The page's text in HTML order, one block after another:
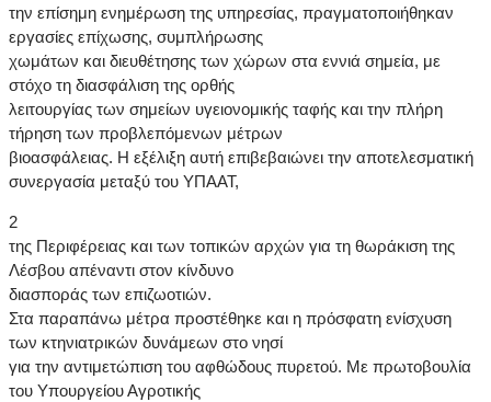
την επίσημη ενημέρωση της υπηρεσίας, πραγματοποιήθηκαν
εργασίες επίχωσης, συμπλήρωσης
χωμάτων και διευθέτησης των χώρων στα εννιά σημεία, με
στόχο τη διασφάλιση της ορθής
λειτουργίας των σημείων υγειονομικής ταφής και την πλήρη
τήρηση των προβλεπόμενων μέτρων
βιοασφάλειας. Η εξέλιξη αυτή επιβεβαιώνει την αποτελεσματική
συνεργασία μεταξύ του ΥΠΑΑΤ,
2
της Περιφέρειας και των τοπικών αρχών για τη θωράκιση της
Λέσβου απέναντι στον κίνδυνο
διασποράς των επιζωοτιών.
Στα παραπάνω μέτρα προστέθηκε και η πρόσφατη ενίσχυση
των κτηνιατρικών δυνάμεων στο νησί
για την αντιμετώπιση του αφθώδους πυρετού. Με πρωτοβουλία
του Υπουργείου Αγροτικής